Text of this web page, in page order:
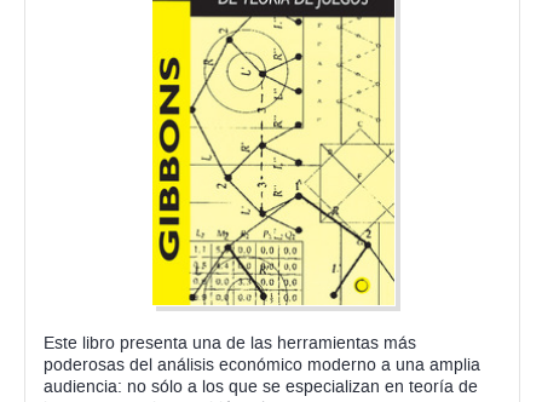
Este libro presenta una de las herramientas más
poderosas del análisis económico moderno a una amplia
audiencia: no sólo a los que se especializan en teoría de